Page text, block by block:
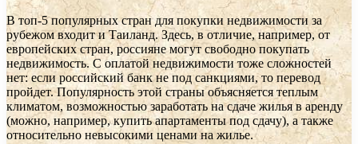
В топ-5 популярных стран для покупки недвижимости за
рубежом входит и Таиланд. Здесь, в отличие, например, от
европейских стран, россияне могут свободно покупать
недвижимость. С оплатой недвижимости тоже сложностей
нет: если российский банк не под санкциями, то перевод
пройдет. Популярность этой страны объясняется теплым
климатом, возможностью заработать на сдаче жилья в аренду
(можно, например, купить апартаменты под сдачу), а также
относительно невысокими ценами на жилье.